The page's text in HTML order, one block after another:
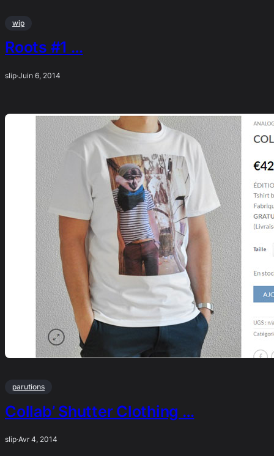
wip
Roots #1 …
slip·Juin 6, 2014
parutions
Collab’ Shutter Clothing …
slip·Avr 4, 2014